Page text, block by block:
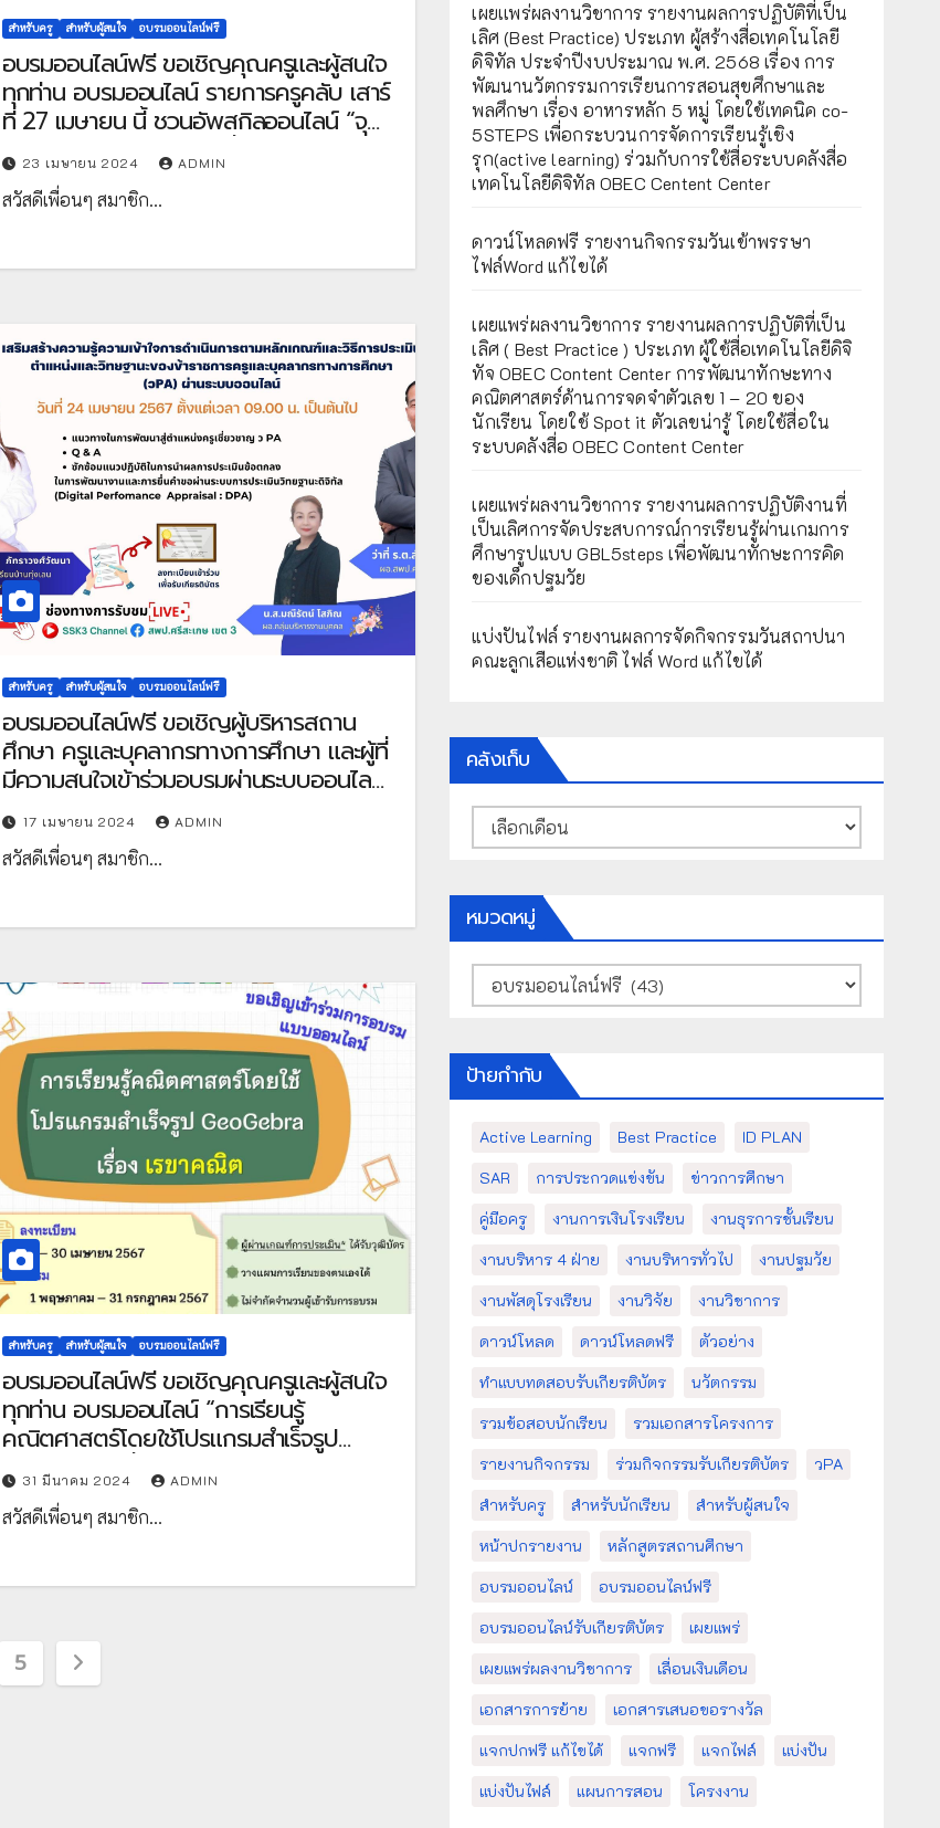
สำหรับครู สำหรับผู้สนใจ อบรมออนไลน์ฟรี
อบรมออนไลน์ฟรี ขอเชิญคุณครูและผู้สนใจ
ทุกท่าน อบรมออนไลน์ รายการครูคลับ เสาร์
ที่ 27 เมษายน นี้ ชวนอัพสกิลออนไลน์ “จุด
ประเด็นท้าทายโดยการใช้สื่อการเรียนรู้
ออนไลน์ English Cuppa” Workshop
ออนไลน์ ที่จะพาคุณครูไปพบกับเทคนิคการ
เพื่อสร้างบทเรียนภาษาอังกฤษที่สนุกสนาน
หลักสูตรพัฒนาตนเอง
23 เมษายน 2024 ADMIN
สวัสดีเพื่อนๆ สมาชิก…
สำหรับครู สำหรับผู้สนใจ อบรมออนไลน์ฟรี
อบรมออนไลน์ฟรี ขอเชิญผู้บริหารสถาน
ศึกษา ครูและบุคลากรทางการศึกษา และผู้ที่
มีความสนใจเข้าร่วมอบรมผ่านระบบออนไลน์
หลักสูตร เสริมสร้างความรู้ความเข้าใจการ
ดำเนินการตามหลักเกณฑ์และวิธีการประเมิน
ตำแหน่งและวิทยฐานะของข้าราชการครูและ
ออนไลน์ ในวันพุธที่ 24 เมษายน 2567 เวลา
เขต 3
17 เมษายน 2024 ADMIN
สวัสดีเพื่อนๆ สมาชิก…
สำหรับครู สำหรับผู้สนใจ อบรมออนไลน์ฟรี
อบรมออนไลน์ฟรี ขอเชิญคุณครูและผู้สนใจ
ทุกท่าน อบรมออนไลน์ “การเรียนรู้
คณิตศาสตร์โดยใช้โปรแกรมสําเร็จรูป
GeoGebra เรื่อง เรขาคณิต” ในรูปแบบ
ออนไลน์ ลงทะเบียน : 1 – 30 เมษายน
2567 อบรม : 1 พฤษภาคม – 31 กรกฎาคม
วิทยาศาสตร์และเทคโนโลยี (สสวท.)
31 มีนาคม 2024 ADMIN
สวัสดีเพื่อนๆ สมาชิก…
5
เผยเเพร่ผลงานวิชาการ รายงานผลการปฏิบัติที่เป็น
เลิศ (Best Practice) ประเภท ผู้สร้างสื่อเทคโนโลยี
ดิจิทัล ประจำปีงบประมาณ พ.ศ. 2568 เรื่อง การ
พัฒนานวัตกรรมการเรียนการสอนสุขศึกษาและ
พลศึกษา เรื่อง อาหารหลัก 5 หมู่ โดยใช้เทคนิค co-
5STEPS เพื่อกระบวนการจัดการเรียนรู้เชิง
รุก(active learning) ร่วมกับการใช้สื่อระบบคลังสื่อ
เทคโนโลยีดิจิทัล OBEC Centent Center
ดาวน์โหลดฟรี รายงานกิจกรรมวันเข้าพรรษา
ไฟล์Word แก้ไขได้
เผยแพร่ผลงานวิชาการ รายงานผลการปฏิบัติที่เป็น
เลิศ ( Best Practice ) ประเภท ผู้ใช้สื่อเทคโนโลยีดิจิ
ทัจ OBEC Content Center การพัฒนาทักษะทาง
คณิตศาสตร์ด้านการจดจำตัวเลข 1 – 20 ของ
นักเรียน โดยใช้ Spot it ตัวเลขน่ารู้ โดยใช้สื่อใน
ระบบคลังสื่อ OBEC Content Center
เผยแพร่ผลงานวิชาการ รายงานผลการปฏิบัติงานที่
เป็นเลิศการจัดประสบการณ์การเรียนรู้ผ่านเกมการ
ศึกษารูปแบบ GBL5steps เพื่อพัฒนาทักษะการคิด
ของเด็กปฐมวัย
แบ่งปันไฟล์ รายงานผลการจัดกิจกรรมวันสถาปนา
คณะลูกเสือแห่งชาติ ไฟล์ Word แก้ไขได้
คลังเก็บ
คลัง
เก็บ
หมวดหมู่
หมวด
หมู่
ป้ายกำกับ
Active Learning Best Practice
ID PLAN
SAR
การประกวดแข่งขัน
ข่าวการศึกษา
คู่มือครู
งานการเงินโรงเรียน
งานธุรการชั้นเรียน
งานบริหาร 4 ฝ่าย
งานบริหารทั่วไป
งานปฐมวัย
งานพัสดุโรงเรียน
งานวิจัย
งานวิชาการ
ดาวน์โหลด
ดาวน์โหลดฟรี
ตัวอย่าง
ทำแบบทดสอบรับเกียรติบัตร
นวัตกรรม
รวมข้อสอบนักเรียน
รวมเอกสารโครงการ
รายงานกิจกรรม
ร่วมกิจกรรมรับเกียรติบัตร
วPA
สำหรับครู
สำหรับนักเรียน
สำหรับผู้สนใจ
หน้าปกรายงาน
หลักสูตรสถานศึกษา
อบรมออนไลน์
อบรมออนไลน์ฟรี
อบรมออนไลน์รับเกียรติบัตร
เผยแพร่
เผยแพร่ผลงานวิชาการ
เลื่อนเงินเดือน
เอกสารการย้าย
เอกสารเสนอขอรางวัล
แจกปกฟรี แก้ไขได้
แจกฟรี แจกไฟล์
แบ่งปัน
แบ่งปันไฟล์
แผนการสอน โครงงาน